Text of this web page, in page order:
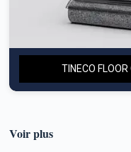
TINECO
Voir plus